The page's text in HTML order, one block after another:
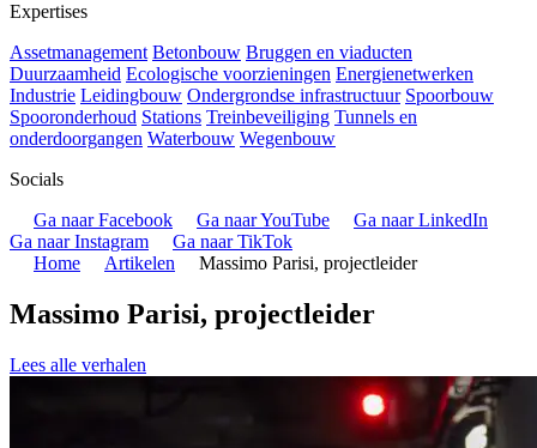
Expertises
Assetmanagement Betonbouw Bruggen en viaducten
Duurzaamheid Ecologische voorzieningen Energienetwerken
Industrie Leidingbouw Ondergrondse infrastructuur Spoorbouw
Spooronderhoud Stations Treinbeveiliging Tunnels en
onderdoorgangen Waterbouw Wegenbouw
Socials
Ga naar Facebook
Ga naar YouTube
Ga naar LinkedIn
Ga naar Instagram
Ga naar TikTok
Home
Artikelen Massimo Parisi, projectleider
Massimo Parisi, projectleider
Lees alle verhalen